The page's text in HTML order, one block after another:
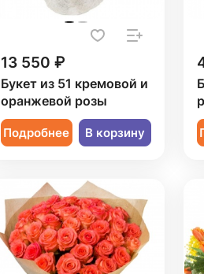
13 550 ₽
Букет из 51 кремовой и
оранжевой розы
Подробнее В корзину